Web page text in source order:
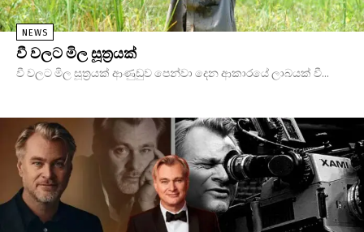
NEWS
වී වලට මිල සූත්‍රයක්
වී වලට මිල සූත්‍රයක් ආණුඩුව පෙන්වා දෙන ආකාරයේ ලාබයක් වී...